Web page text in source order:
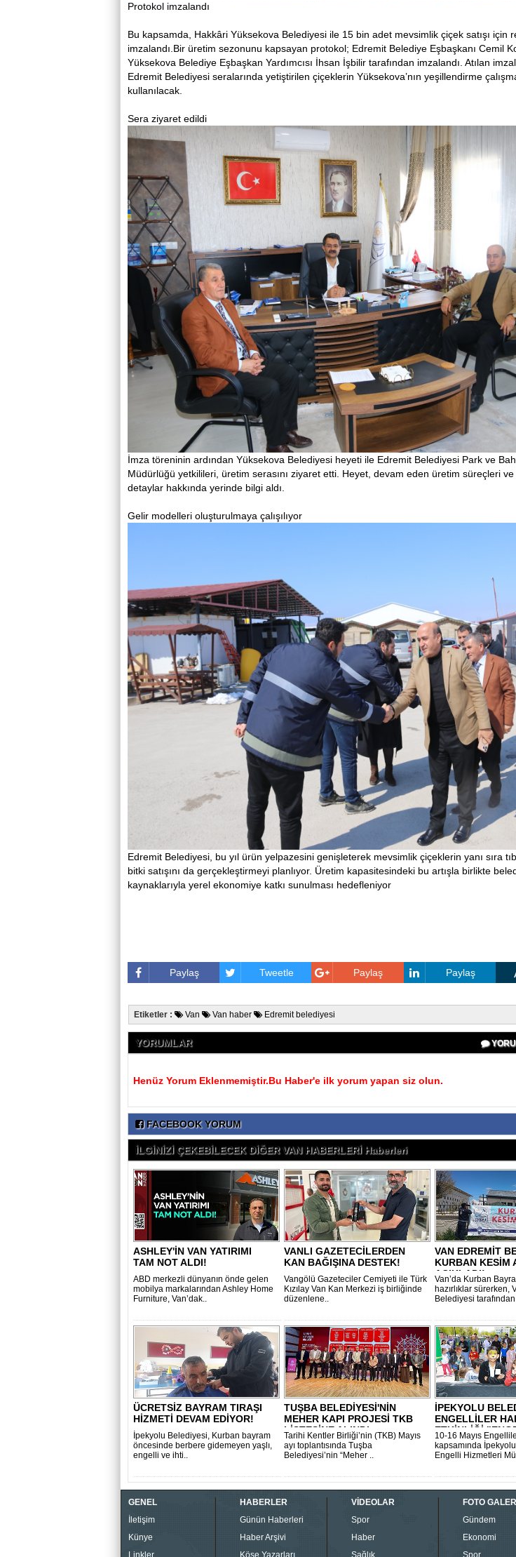
Protokol imzalandı
Bu kapsamda, Hakkâri Yüksekova Belediyesi ile 15 bin adet mevsimlik çiçek satışı için
imzalandı.Bir üretim sezonunu kapsayan protokol; Edremit Belediye Eşbaşkanı Cemil
Yüksekova Belediye Eşbaşkan Yardımcısı İhsan İşbilir tarafından imzalandı. Atılan
Edremit Belediyesi seralarında yetiştirilen çiçeklerin Yüksekova’nın yeşillendirme
kullanılacak.
Sera ziyaret edildi
İmza töreninin ardından Yüksekova Belediyesi heyeti ile Edremit Belediyesi Park ve
Müdürlüğü yetkilileri, üretim serasını ziyaret etti. Heyet, devam eden üretim süreçleri
detaylar hakkında yerinde bilgi aldı.
Gelir modelleri oluşturulmaya çalışılıyor
Edremit Belediyesi, bu yıl ürün yelpazesini genişleterek mevsimlik çiçeklerin yanı sıra
bitki satışını da gerçekleştirmeyi planlıyor. Üretim kapasitesindeki bu artışla birlikte
kaynaklarıyla yerel ekonomiye katkı sunulması hedefleniyor
Paylaş Tweetle Paylaş Paylaş
Etiketler : Van Van haber Edremit belediyesi
YORUMLAR
Henüz Yorum Eklenmemiştir.Bu Haber'e ilk yorum yapan siz olun.
FACEBOOK YORUM
İLGİNİZİ ÇEKEBİLECEK DİĞER VAN HABERLERİ Haberleri
ASHLEY'İN VAN YATIRIMI
TAM NOT ALDI!
ABD merkezli dünyanın önde gelen
mobilya markalarından Ashley Home
Furniture, Van’dak..
VANLI GAZETECİLERDEN
KAN BAĞIŞINA DESTEK!
Vangölü Gazeteciler Cemiyeti ile Türk
Kızılay Van Kan Merkezi iş birliğinde
düzenlene..
VAN EDREMİT
KURBAN KESİM
AÇIKLADI!..
Van’da Kurban
hazırlıklar sürerken,
Belediyesi
ÜCRETSİZ BAYRAM TIRAŞI
HİZMETİ DEVAM EDİYOR!
İpekyolu Belediyesi, Kurban bayram
öncesinde berbere gidemeyen yaşlı,
engelli ve ihti..
TUŞBA BELEDİYESİ'NİN
MEHER KAPI PROJESİ TKB
LİSTESİNE ALINDI..
Tarihi Kentler Birliği’nin (TKB) Mayıs
ayı toplantısında Tuşba
Belediyesi’nin “Meher ..
İPEKYOLU
ENGELLİLER
ETKİNLİĞİ
10-16 Mayıs
kapsamında
Engelli Hizmetleri
GENEL
İletişim
Künye
Linkler
HABERLER
Günün Haberleri
Haber Arşivi
Köşe Yazarları
VİDEOLAR
Spor
Haber
Sağlık
FOTO GALERİ
Gündem
Ekonomi
Spor